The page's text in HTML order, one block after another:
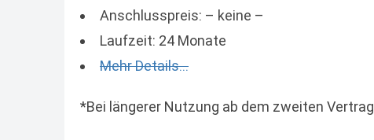
Anschlusspreis: – keine –
Laufzeit: 24 Monate
Mehr Details…
*Bei längerer Nutzung ab dem zweiten